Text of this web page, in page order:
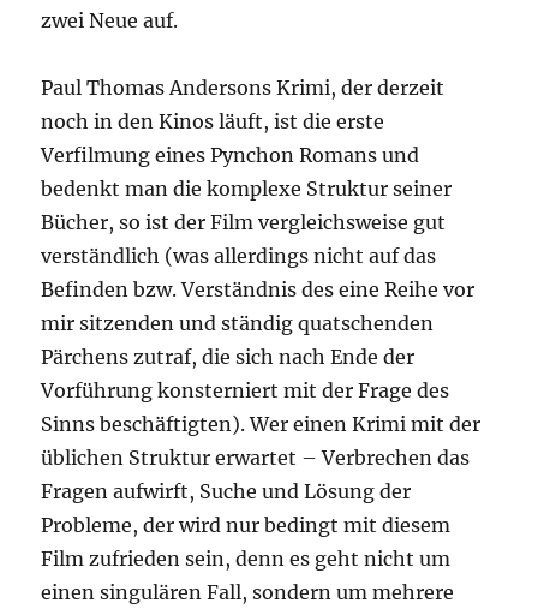
zwei Neue auf.
Paul Thomas Andersons Krimi, der derzeit
noch in den Kinos läuft, ist die erste
Verfilmung eines Pynchon Romans und
bedenkt man die komplexe Struktur seiner
Bücher, so ist der Film vergleichsweise gut
verständlich (was allerdings nicht auf das
Befinden bzw. Verständnis des eine Reihe vor
mir sitzenden und ständig quatschenden
Pärchens zutraf, die sich nach Ende der
Vorführung konsterniert mit der Frage des
Sinns beschäftigten). Wer einen Krimi mit der
üblichen Struktur erwartet – Verbrechen das
Fragen aufwirft, Suche und Lösung der
Probleme, der wird nur bedingt mit diesem
Film zufrieden sein, denn es geht nicht um
einen singulären Fall, sondern um mehrere